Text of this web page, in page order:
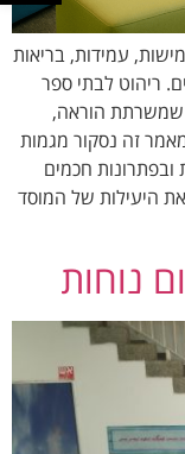
עמידות, בריאות
ריהוט לבתי ספר
שמשרתת הוראה,
זה נסקור מגמות
ובפתרונות חכמים
היעילות של המוסד
נוחות